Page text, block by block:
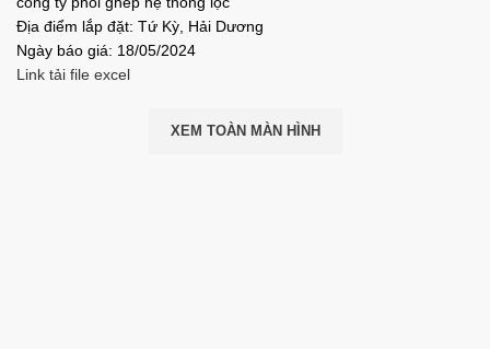
Địa điểm lắp đặt: Tứ Kỳ, Hải Dương
Ngày báo giá: 18/05/2024
Link tải file excel
XEM TOÀN MÀN HÌNH